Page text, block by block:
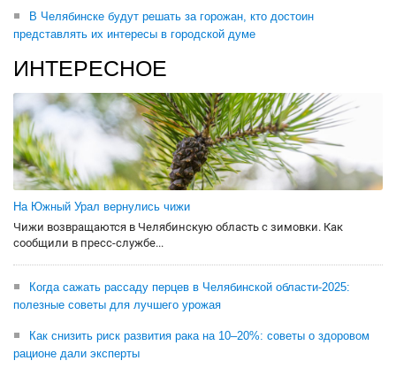
В Челябинске будут решать за горожан, кто достоин
представлять их интересы в городской думе
ИНТЕРЕСНОЕ
На Южный Урал вернулись чижи
Чижи возвращаются в Челябинскую область с зимовки. Как
сообщили в пресс-службе...
Когда сажать рассаду перцев в Челябинской области-2025:
полезные советы для лучшего урожая
Как снизить риск развития рака на 10–20%: советы о здоровом
рационе дали эксперты